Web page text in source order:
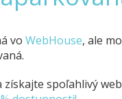
vo WebHouse, ale
získajte spoľahlivý